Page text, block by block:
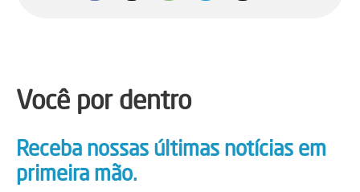
Você por dentro
Receba nossas últimas notícias em
primeira mão.